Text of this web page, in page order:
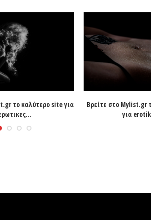
το καλύτερο site για
Βρείτε στο Mylist.gr
για